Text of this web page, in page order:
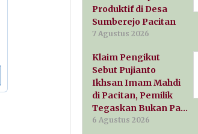
Produktif di Desa
Sumberejo Pacitan
7 Agustus 2026
Klaim Pengikut
Sebut Pujianto
Ikhsan Imam Mahdi
di Pacitan, Pemilik
Tegaskan Bukan Pa…
6 Agustus 2026